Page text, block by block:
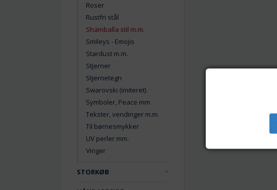
Roser
Rustfri stål
Shamballa stil m.m.
Smileys - Emojis
Stardust m.m.
Stjerner
Stjernetegn
Swarovski (imiteret)
Symboler, Peace mm
Tekster, vendinger m.m.
Til børnesmykker
UV perler mm.
Vinger
STORKØB